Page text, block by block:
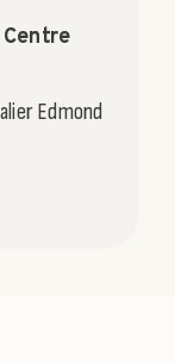
Centre
Edmond